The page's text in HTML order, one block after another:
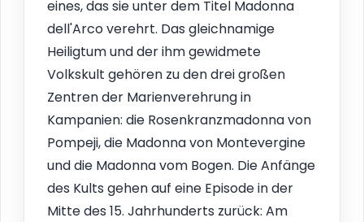
eines, das sie unter dem Titel Madonna
dell'Arco verehrt. Das gleichnamige
Heiligtum und der ihm gewidmete
Volkskult gehören zu den drei großen
Zentren der Marienverehrung in
Kampanien: die Rosenkranzmadonna von
Pompeji, die Madonna von Montevergine
und die Madonna vom Bogen. Die Anfänge
des Kults gehen auf eine Episode in der
Mitte des 15. Jahrhunderts zurück: Am